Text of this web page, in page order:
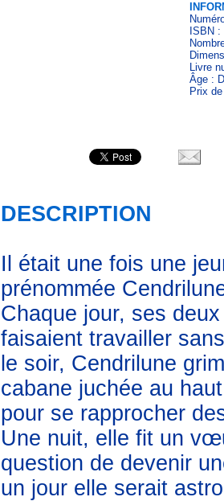
ISBN :
Livre
Âge :
Prix
DESCRIPTION
Il était une fois une
prénommée
Chaque jour, ses
faisaient travailler
le soir, Cendrilune
cabane juchée au
pour se rapprocher
Une nuit, elle fit un
question de devenir
un jour elle serait